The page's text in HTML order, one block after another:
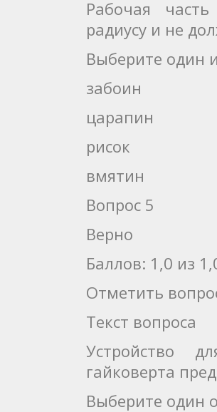
Рабочая
радиусу и не
Выберите один
забоин
царапин
рисок
вмятин
Вопрос 5
Верно
Баллов: 1,0 из
Отметить
Текст вопроса
Устройство
гайковерта
Выберите один